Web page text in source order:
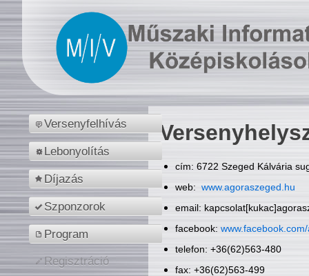
Versenyfelhívás
Lebonyolítás
Díjazás
Szponzorok
Program
Regisztráció
cím: 6722 Szeged Kálvária
web: www.agoraszeged.hu
email:
facebook:
telefon: +36(62)563-480
fax: +36(62)563-499